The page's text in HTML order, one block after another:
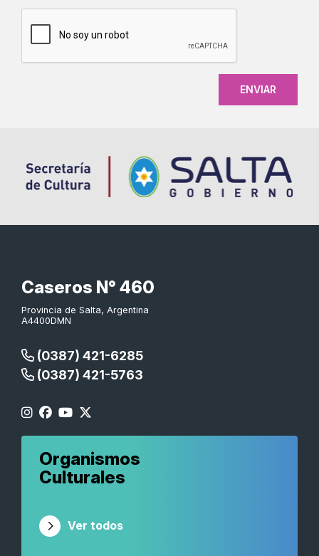
Caseros N° 460
Provincia de Salta, Argentina
A4400DMN
(0387) 421-6285
(0387) 421-5763
Organismos
Culturales
Ver todos